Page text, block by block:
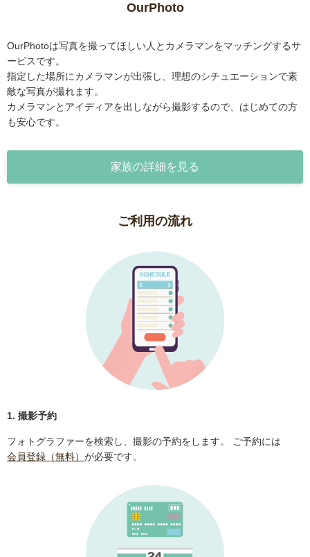
OurPhoto
OurPhotoは写真を撮ってほしい人とカメラマンをマッチングするサ
ービスです。
指定した場所にカメラマンが出張し、理想のシチュエーションで素
敵な写真が撮れます。
カメラマンとアイディアを出しながら撮影するので、はじめての方
も安心です。
家族の詳細を見る
ご利用の流れ
1. 撮影予約
フォトグラファーを検索し、撮影の予約をします。 ご予約には
会員登録（無料） が必要です。